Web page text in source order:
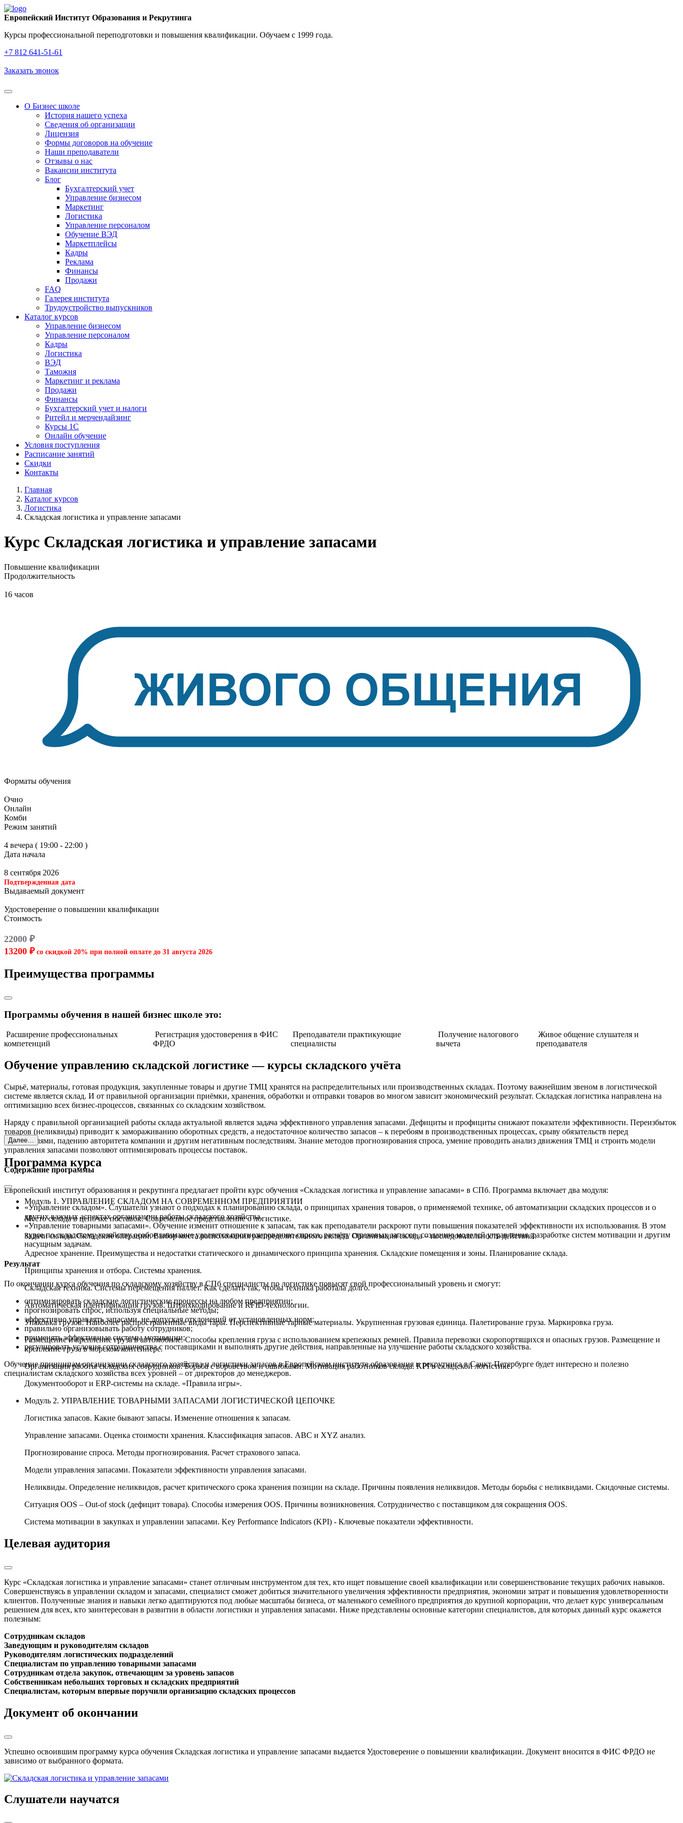
Европейский Институт Образования и Рекрутинга
Курсы профессиональной переподготовки и повышения квалификации. Обучаем с 1999 года.
+7 812 641‑51‑61
Заказать звонок
О Бизнес школе
История нашего успеха
Cведения об организации
Лицензия
Формы договоров на обучение
Наши преподаватели
Отзывы о нас
Вакансии института
Блог
Бухгалтерский учет
Управление бизнесом
Маркетинг
Логистика
Управление персоналом
Обучение ВЭД
Маркетплейсы
Кадры
Реклама
Финансы
Продажи
FAQ
Галерея института
Трудоустройство выпускников
Каталог курсов
Управление бизнесом
Управление персоналом
Кадры
Логистика
ВЭД
Таможня
Маркетинг и реклама
Продажи
Финансы
Бухгалтерский учет и налоги
Ритейл и мерчендайзинг
Курсы 1С
Онлайн обучение
Условия поступления
Расписание занятий
Скидки
Контакты
Главная
Каталог курсов
Логистика
Складская логистика и управление запасами
Курс Складская логистика и управление запасами
Повышение квалификации
Продолжительность
16 часов
Форматы обучения
Очно
Онлайн
Комби
Режим занятий
4 вечера ( 19:00 - 22:00 )
Дата начала
8 сентября 2026
Подтвержденная дата
Выдаваемый документ
Удостоверение о повышении квалификации
Стоимость
22000 ₽
13200 ₽ со скидкой 20% при полной оплате до 31 августа 2026
Преимущества программы
Программы обучения в нашей бизнес школе это:
Расширение профессиональных
компетенций
Регистрация удостоверения в ФИС
ФРДО
Преподаватели практикующие
специалисты
Получение налогового
вычета
Живое общение слушателя и
преподавателя
Обучение управлению складской логистике — курсы складского учёта
Сырьё, материалы, готовая продукция, закупленные товары и другие ТМЦ хранятся на распределительных или производственных складах. Поэтому важнейшим звеном в логистической
системе является склад. И от правильной организации приёмки, хранения, обработки и отправки товаров во многом зависит экономический результат. Складская логистика направлена на
оптимизацию всех бизнес-процессов, связанных со складским хозяйством.
Наряду с правильной организацией работы склада актуальной является задача эффективного управления запасами. Дефициты и профициты снижают показатели эффективности. Переизбыток
товаров (неликвиды) приводит к замораживанию оборотных средств, а недостаточное количество запасов – к перебоям в производственных процессах, срыву обязательств перед
покупателями, падению авторитета компании и другим негативным последствиям. Знание методов прогнозирования спроса, умение проводить анализ движения ТМЦ и строить модели
управления запасами позволяют оптимизировать процессы поставок.
Содержание программы
Европейский институт образования и рекрутинга предлагает пройти курс обучения «Складская логистика и управление запасами» в СПб. Программа включает два модуля:
«Управление складом». Слушатели узнают о подходах к планированию склада, о принципах хранения товаров, о применяемой технике, об автоматизации складских процессов и о
других важных аспектах организации работы складского хозяйства.
«Управление товарными запасами». Обучение изменит отношение к запасам, так как преподаватели раскроют пути повышения показателей эффективности их использования. В этом
курсе по складскому хозяйству особое внимание уделяется прогнозированию спроса, расчёту страховых запасов, созданию моделей управления, разработке систем мотивации и другим
насущным задачам.
Результат
По окончании курса обучения по складскому хозяйству в СПб специалисты по логистике повысят свой профессиональный уровень и смогут:
оптимизировать складские логистические процессы на любом предприятии;
прогнозировать спрос, используя специальные методы;
эффективно управлять запасами, не допуская отклонений от установленных норм;
правильно организовывать работу сотрудников;
применять эффективные системы мотивации;
регулировать условия сотрудничества с поставщиками и выполнять другие действия, направленные на улучшение работы складского хозяйства.
Обучение принципам организации складского хозяйства и логистики запасов в Европейском институте образования и рекрутинга в Санкт-Петербурге будет интересно и полезно
специалистам складского хозяйства всех уровней – от директоров до менеджеров.
Далее…
Программа курса
Модуль 1. УПРАВЛЕНИЕ СКЛАДОМ НА СОВРЕМЕННОМ ПРЕДПРИЯТИИ
Место склада в цепочке поставок. Современное представление о логистике.
Задачи склада. Складские операции. Выбор места расположения распределительного склада. Организация склада – последовательность действий.
Адресное хранение. Преимущества и недостатки статического и динамического принципа хранения. Складские помещения и зоны. Планирование склада.
Принципы хранения и отбора. Системы хранения.
Складская техника. Системы перемещения паллет. Как сделать так, чтобы техника работала долго.
Автоматическая идентификация грузов. Штрихкодирование и RFID-технологии.
Упаковка грузов. Наиболее распространенные виды тары. Перспективные тарные материалы. Укрупненная грузовая единица. Палетирование груза. Маркировка груза.
Размещение и крепление груза в автомобиле. Способы крепления груза с использованием крепежных ремней. Правила перевозки скоропортящихся и опасных грузов. Размещение и
крепление груза в морском контейнере.
Организация работы складских сотрудников. Борьба с воровством и ошибками. Мотивация работников склада. KPI в складской логистике.
Документооборот и ERP-системы на складе. «Правила игры».
Модуль 2. УПРАВЛЕНИЕ ТОВАРНЫМИ ЗАПАСАМИ ЛОГИСТИЧЕСКОЙ ЦЕПОЧКЕ
Логистика запасов. Какие бывают запасы. Изменение отношения к запасам.
Управление запасами. Оценка стоимости хранения. Классификация запасов. ABC и XYZ анализ.
Прогнозирование спроса. Методы прогнозирования. Расчет страхового запаса.
Модели управления запасами. Показатели эффективности управления запасами.
Неликвиды. Определение неликвидов, расчет критического срока хранения позиции на складе. Причины появления неликвидов. Методы борьбы с неликвидами. Скидочные системы.
Ситуация OOS – Out-of stock (дефицит товара). Способы измерения OOS. Причины возникновения. Сотрудничество с поставщиком для сокращения OOS.
Система мотивации в закупках и управлении запасами. Key Performance Indicators (KPI) - Ключевые показатели эффективности.
Целевая аудитория
Курс «Складская логистика и управление запасами» станет отличным инструментом для тех, кто ищет повышение своей квалификации или совершенствование текущих рабочих навыков.
Совершенствуясь в управлении складом и запасами, специалист сможет добиться значительного увеличения эффективности предприятия, экономии затрат и повышения удовлетворенности
клиентов. Полученные знания и навыки легко адаптируются под любые масштабы бизнеса, от маленького семейного предприятия до крупной корпорации, что делает курс универсальным
решением для всех, кто заинтересован в развитии в области логистики и управления запасами. Ниже представлены основные категории специалистов, для которых данный курс окажется
полезным:
Сотрудникам складов
Заведующим и руководителям складов
Руководителям логистических подразделений
Специалистам по управлению товарными запасами
Сотрудникам отдела закупок, отвечающим за уровень запасов
Собственникам небольших торговых и складских предприятий
Специалистам, которым впервые поручили организацию складских процессов
Документ об окончании
Успешно освоившим программу курса обучения Складская логистика и управление запасами выдается Удостоверение о повышении квалификации. Документ вносится в ФИС ФРДО не
зависимо от выбранного формата.
Слушатели научатся